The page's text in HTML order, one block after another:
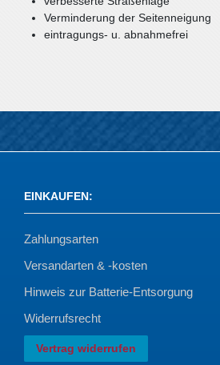
Verminderung der Seitenneigung
eintragungs- u. abnahmefrei
EINKAUFEN:
Zahlungsarten
Versandarten & -kosten
Hinweis zur Batterie-Entsorgung
Widerrufsrecht
Vertrag widerrufen